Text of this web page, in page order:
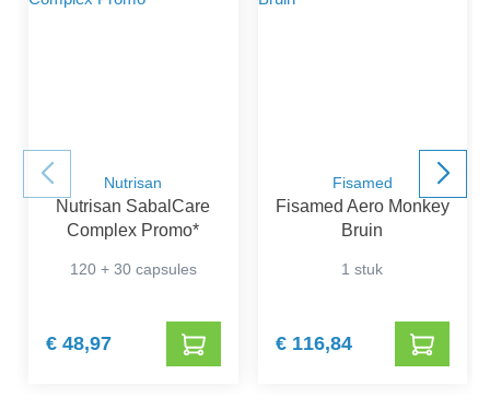
Nutrisan
Nutrisan SabalCare
Complex Promo*
120 + 30 capsules
€ 48,97
Fisamed
Fisamed Aero Monkey
Bruin
1 stuk
€ 116,84